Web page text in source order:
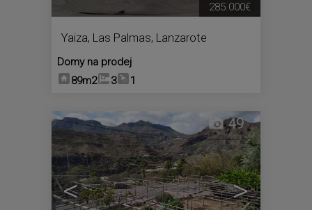
Yaiza, Las Palmas, Lanzarote
Domy na prodej
89m2
3 1
285.000€
< >
49